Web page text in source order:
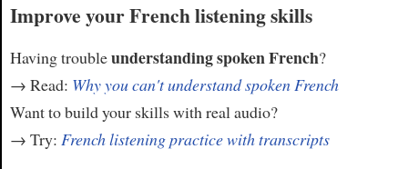
Improve your French listening skills
Having troubleunderstanding spoken French?
→ Read: Why you can't understand spoken French
Want to build your skills with real audio?
→ Try: French listening practice with transcripts